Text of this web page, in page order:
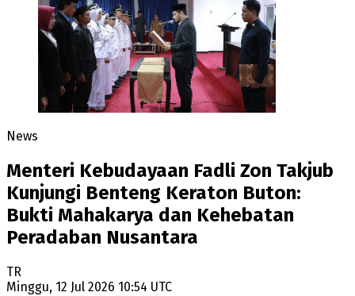
News
Menteri Kebudayaan Fadli Zon Takjub
Kunjungi Benteng Keraton Buton:
Bukti Mahakarya dan Kehebatan
Peradaban Nusantara
TR
Minggu, 12 Jul 2026 10:54 UTC